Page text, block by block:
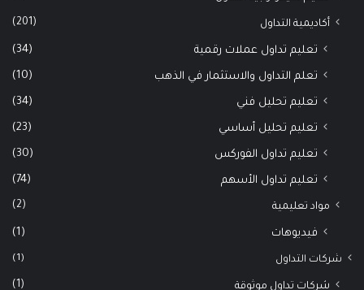
أكاديمية التداول (201)
تعليم تداول عملات رقمية (34)
تعلم التداول والاستثمار في الذهب (10)
تعليم تحليل فني (34)
تعليم تحليل أساسي (23)
تعليم تداول الفوركس (30)
تعليم تداول الأسهم (74)
مواد تعليمية (2)
فيديوهات (1)
شركات التداول (1)
شركات تداول موثوقة (1)